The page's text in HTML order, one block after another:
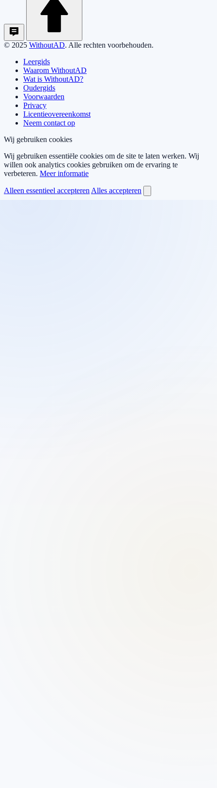
© 2025 WithoutAD. Alle rechten voorbehouden.
Leergids
Waarom WithoutAD
Wat is WithoutAD?
Oudergids
Voorwaarden
Privacy
Licentieovereenkomst
Neem contact op
Wij gebruiken cookies
Wij gebruiken essentiële cookies om de site te laten werken. Wij
willen ook analytics cookies gebruiken om de ervaring te
verbeteren. Meer informatie
Alleen essentieel accepteren Alles accepteren